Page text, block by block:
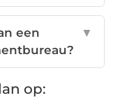
een
▼
op: